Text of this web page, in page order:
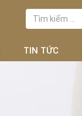
Tìm
kiếm
cho:
TIN TỨC